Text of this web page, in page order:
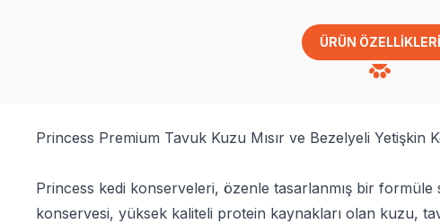
ÜRÜN ÖZELLIKLERI
Princess Premium Tavuk Kuzu Mısır ve Bezelyeli Yetişkin
Princess kedi konserveleri, özenle tasarlanmış bir formüle
konservesi, yüksek kaliteli protein kaynakları olan kuzu,